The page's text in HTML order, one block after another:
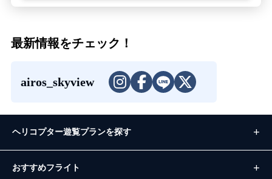
最新情報をチェック！
airos_skyview
ヘリコプター遊覧プランを探す
おすすめフライト